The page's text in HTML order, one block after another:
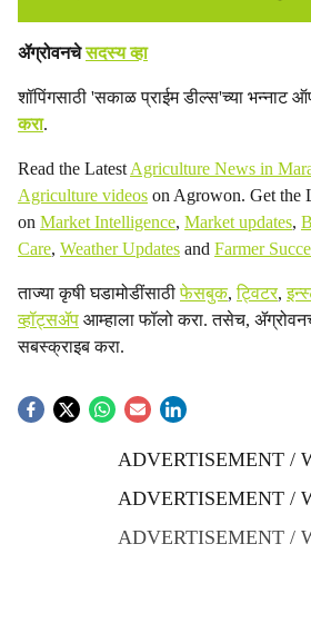
ॲग्रोवनचेसदस्य व्हा
शॉपिंगसाठी 'सकाळ प्राईम डील्स'च्या भन्नाट
करा.
Read the Latest Agriculture News in
Agriculture videos on Agrowon. Get the
on Market Intelligence, Market updates,
Care, Weather Updates and Farmer
ताज्या कृषी घडामोडींसाठीफेसबुक,ट्विटर,
व्हॉट्सॲप आम्हाला फॉलो करा. तसेच,
सबस्क्राइब करा.
ADVERTISEMENT /
ADVERTISEMENT /
ADVERTISEMENT /